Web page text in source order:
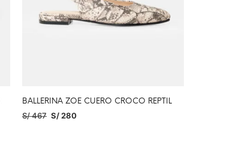
BALLERINA ZOE CUERO CROCO REPTIL
S/467 S/280